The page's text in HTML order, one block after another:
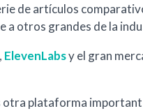
de artículos
a otros grandes de la
, ElevenLabsy el gran
otra plataforma